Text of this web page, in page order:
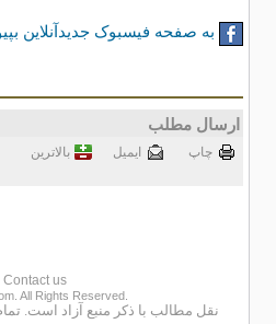
به صفحه فیسبوک جدیدآنلاین
ارسال مطلب
چاپ ايميل بالاترین
Contact us
All Rights Reserved.
نقل مطالب با ذكر منبع آزاد است.